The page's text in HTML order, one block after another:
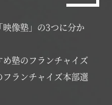
像塾」の3つに分か
塾のフランチャイズ
ランチャイズ本部選